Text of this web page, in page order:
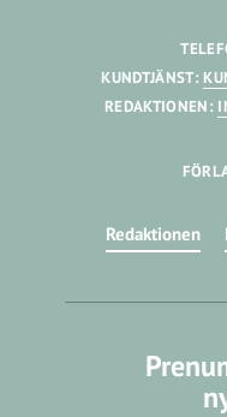
KUNDTJÄNST:
REDAKTIONEN:
Redaktionen